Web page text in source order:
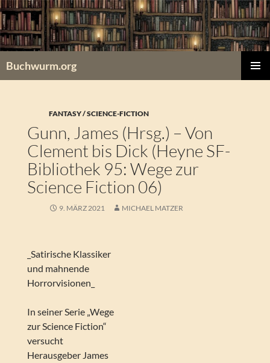
Zum
Inhalt
springen
Buchwurm.org
FANTASY / SCIENCE-FICTION
Gunn, James (Hrsg.) – Von
Clement bis Dick (Heyne SF-
Bibliothek 95: Wege zur
Science Fiction 06)
9. MÄRZ 2021 MICHAEL MATZER
_Satirische Klassiker
und mahnende
Horrorvisionen_
In seiner Serie „Wege
zur Science Fiction“
versucht
Herausgeber James